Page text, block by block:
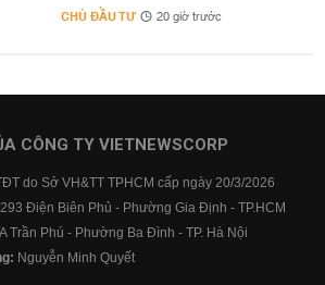
CHỦ ĐẦU TƯ 20 giờ trước
CÔNG TY VIETNEWSCORP
do Sở VH&TT TPHCM cấp ngày 20/3/2026
Điện Biên Phủ - Phường Gia Định - TP.HCM
Trần Phú - Phường Ba Đình - TP. Hà Nội
Nguyễn Minh Quyết